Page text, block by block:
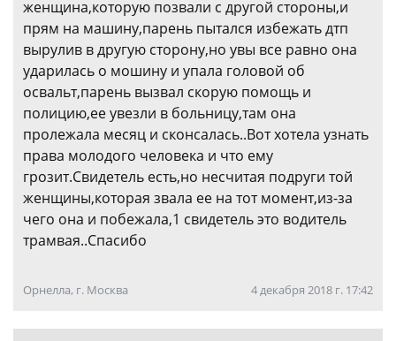
женщина,которую позвали с другой стороны,и
прям на машину,парень пытался избежать дтп
вырулив в другую сторону,но увы все равно она
ударилась о мошину и упала головой об
освальт,парень вызвал скорую помощь и
полицию,ее увезли в больницу,там она
пролежала месяц и сконсалась..Вот хотела узнать
права молодого человека и что ему
грозит.Свидетель есть,но несчитая подруги той
женщины,которая звала ее на тот момент,из-за
чего она и побежала,1 свидетель это водитель
трамвая..Спасибо
Орнелла, г. Москва 4 декабря 2018 г. 17:42